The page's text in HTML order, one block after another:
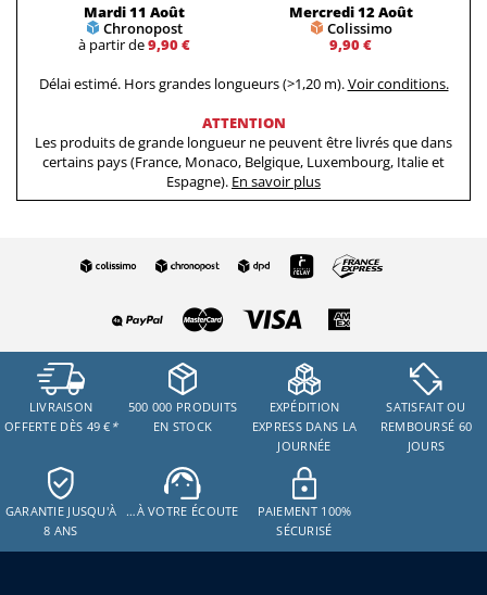
Mardi 11 Août
Chronopost
à partir de9,90 €
Mercredi 12 Août
Colissimo
9,90 €
Délai estimé. Hors grandes longueurs (>1,20 m).Voir conditions.
ATTENTION
Les produits de grande longueur ne peuvent être livrés que dans
certains pays (France, Monaco, Belgique, Luxembourg, Italie et
Espagne). En savoir plus
LIVRAISON
OFFERTE DÈS 49 € *
500 000 PRODUITS
EN STOCK
EXPÉDITION
EXPRESS DANS LA
JOURNÉE
SATISFAIT OU
REMBOURSÉ 60
JOURS
GARANTIE JUSQU'À
8 ANS
…À VOTRE ÉCOUTE
PAIEMENT 100%
SÉCURISÉ